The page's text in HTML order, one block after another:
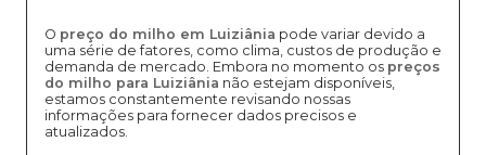
O preço do milho em Luiziânia pode variar devido a
uma série de fatores, como clima, custos de produção e
demanda de mercado. Embora no momento os preços
do milho para Luiziânia não estejam disponíveis,
estamos constantemente revisando nossas
informações para fornecer dados precisos e
atualizados.